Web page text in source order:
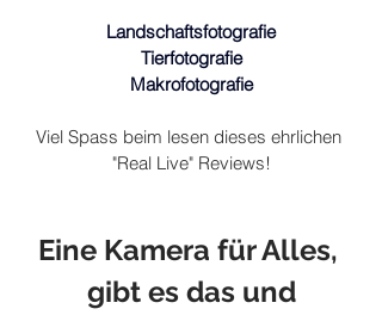
Landschaftsfotografie
Tierfotografie
Makrofotografie
Viel Spass beim lesen dieses ehrlichen
"Real Live" Reviews!
Eine Kamera für Alles,
gibt es das und